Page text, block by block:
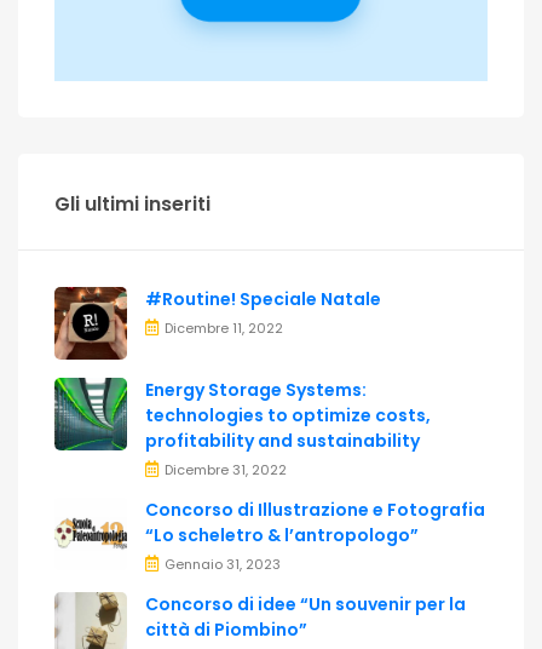
Gli ultimi inseriti
#Routine! Speciale Natale
Dicembre 11, 2022
Energy Storage Systems:
technologies to optimize costs,
profitability and sustainability
Dicembre 31, 2022
Concorso di Illustrazione e Fotografia
“Lo scheletro & l’antropologo”
Gennaio 31, 2023
Concorso di idee “Un souvenir per la
città di Piombino”